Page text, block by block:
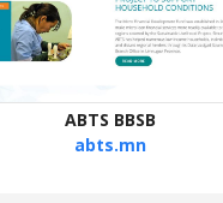
ABTS BBSB
abts.mn